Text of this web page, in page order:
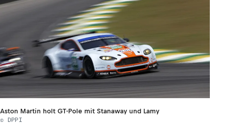
Aston Martin holt GT-Pole mit Stanaway und Lamy
© DPPI